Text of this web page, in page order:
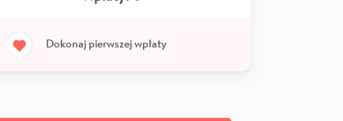
Dokonaj pierwszej wpłaty